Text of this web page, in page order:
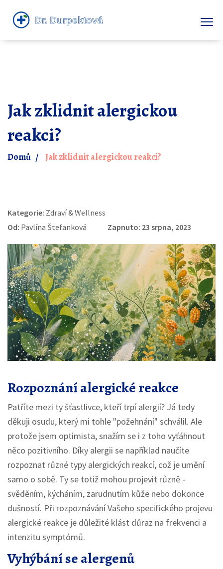
Jak zklidnit alergickou
reakci?
Domů Jak zklidnit alergickou reakci?
Kategorie: Zdraví & Wellness
Od: Pavlína Štefanková Zapnuto: 23 srpna, 2023
Rozpoznání alergické reakce
Patříte mezi ty šťastlivce, kteří trpí alergií? Já tedy
děkuji osudu, který mi tohle "požehnání" schválil. Ale
protože jsem optimista, snažím se i z toho vyťáhnout
něco pozitivního. Díky alergii se například naučíte
rozpoznat různé typy alergických reakcí, což je umění
samo o sobě. Ty se totiž mohou projevit různě -
svěděním, kýcháním, zarudnutím kůže nebo dokonce
dušností. Při rozpoznávání Vašeho specifického projevu
alergické reakce je důležité klást důraz na frekvenci a
intenzitu symptómů.
Vyhýbání se alergenů